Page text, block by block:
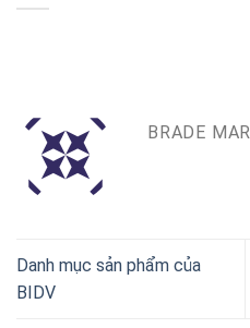
BRADE MAR
Danh mục sản phẩm của
BIDV